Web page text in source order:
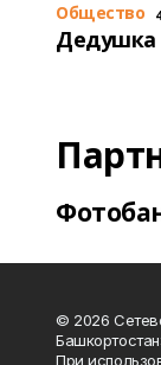
Общество
Дедушка
© 2026
При